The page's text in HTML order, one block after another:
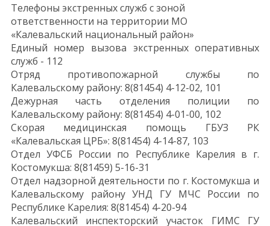
Телефоны экстренных служб с зоной
ответственности на территории МО
«Калевальский национальный район»
Единый номер вызова экстренных оперативных
служб - 112
Отряд противопожарной службы по
Калевальскому району: 8(81454) 4-12-02, 101
Дежурная часть отделения полиции по
Калевальскому району: 8(81454) 4-01-00, 102
Скорая медицинская помощь ГБУЗ РК
«Калевальская ЦРБ»: 8(81454) 4-14-87, 103
Отдел УФСБ России по Республике Карелия в г.
Костомукша: 8(81459) 5-16-31
Отдел надзорной деятельности по г. Костомукша и
Калевальскому району УНД ГУ МЧС России по
Республике Карелия: 8(81454) 4-20-94
Калевальский инспекторский участок ГИМС ГУ